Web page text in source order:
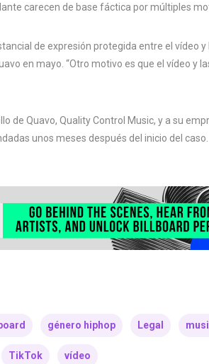
carecen de base fáctica por múltiples
de expresión protegida entre el vídeo
en mayo. “Otro motivo es que el vídeo y
de Quavo, Quality Control Music, y a su
unos meses después del inicio del caso.
género hiphop Legal
TikTok vídeo